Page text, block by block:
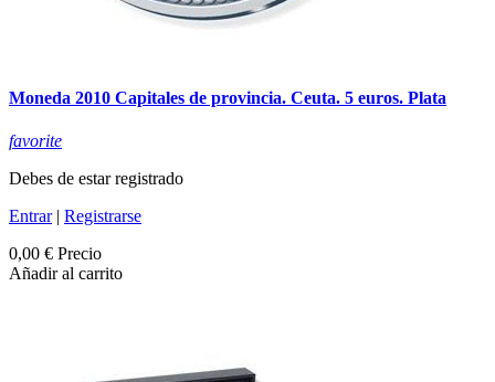
Moneda 2010 Capitales de provincia. Ceuta. 5 euros. Plata
favorite
Debes de estar registrado
Entrar| Registrarse
0,00 € Precio
Añadir al carrito